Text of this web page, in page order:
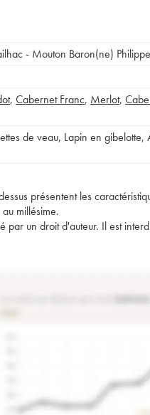
- Mouton Baron(ne) Philippe
, Cabernet Franc, Merlot,
de veau, Lapin en gibelotte,
présentent les
millésime.
par un droit d'auteur. Il est